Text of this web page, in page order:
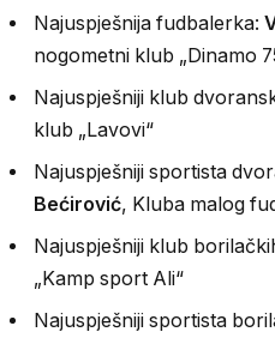
Najuspješnija fudbalerka:
nogometni klub „Dinamo
Najuspješniji klub
klub „Lavovi“
Najuspješniji sportista
Bećirović, Kluba malog
Najuspješniji klub
„Kamp sport Ali“
Najuspješniji sportista